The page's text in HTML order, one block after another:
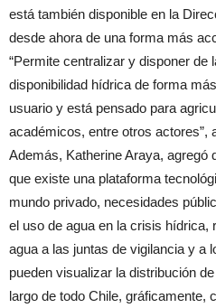
está también disponible en la
desde ahora de una forma más
“Permite centralizar y disponer de
disponibilidad hídrica de forma
usuario y está pensado para
académicos, entre otros actores”,
Además, Katherine Araya, agregó
que existe una plataforma
mundo privado, necesidades
el uso de agua en la crisis hídrica,
agua a las juntas de vigilancia y a
pueden visualizar la distribución
largo de todo Chile, gráficamente,